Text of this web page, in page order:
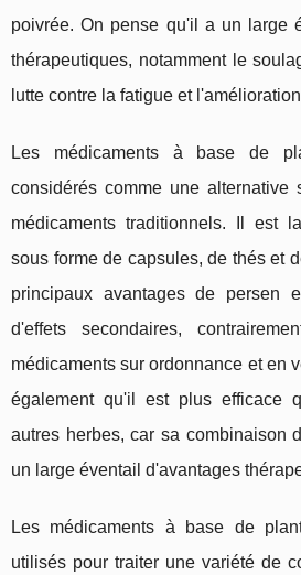
poivrée. On pense qu'il a un large
thérapeutiques, notamment le
lutte contre la fatigue et
Les médicaments à base de
considérés comme une alternative
médicaments traditionnels. Il est
sous forme de capsules, de thés et
principaux avantages de persen
d'effets secondaires,
médicaments sur ordonnance et en
également qu'il est plus efficace
autres herbes, car sa combinaison
un large éventail d'avantages
Les médicaments à base de
utilisés pour traiter une variété de